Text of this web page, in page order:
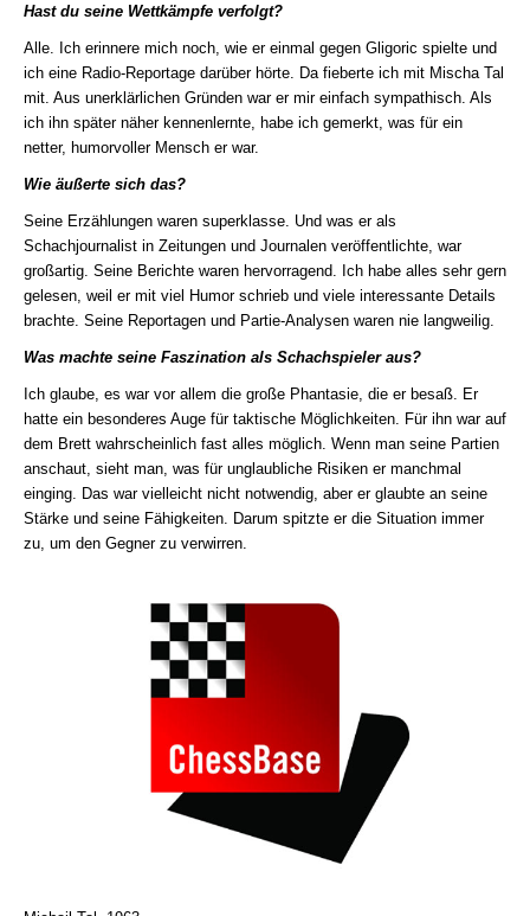
Hast du seine Wettkämpfe verfolgt?
Alle. Ich erinnere mich noch, wie er einmal gegen Gligoric spielte und
ich eine Radio-Reportage darüber hörte. Da fieberte ich mit Mischa Tal
mit. Aus unerklärlichen Gründen war er mir einfach sympathisch. Als
ich ihn später näher kennenlernte, habe ich gemerkt, was für ein
netter, humorvoller Mensch er war.
Wie äußerte sich das?
Seine Erzählungen waren superklasse. Und was er als
Schachjournalist in Zeitungen und Journalen veröffentlichte, war
großartig. Seine Berichte waren hervorragend. Ich habe alles sehr gern
gelesen, weil er mit viel Humor schrieb und viele interessante Details
brachte. Seine Reportagen und Partie-Analysen waren nie langweilig.
Was machte seine Faszination als Schachspieler aus?
Ich glaube, es war vor allem die große Phantasie, die er besaß. Er
hatte ein besonderes Auge für taktische Möglichkeiten. Für ihn war auf
dem Brett wahrscheinlich fast alles möglich. Wenn man seine Partien
anschaut, sieht man, was für unglaubliche Risiken er manchmal
einging. Das war vielleicht nicht notwendig, aber er glaubte an seine
Stärke und seine Fähigkeiten. Darum spitzte er die Situation immer
zu, um den Gegner zu verwirren.